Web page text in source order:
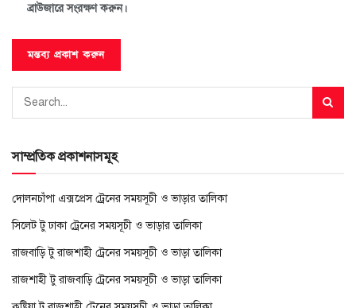
ব্রাউজারে সংরক্ষণ করুন।
সাম্প্রতিক প্রকাশনাসমূহ
দোলনচাঁপা এক্সপ্রেস ট্রেনের সময়সূচী ও ভাড়ার তালিকা
সিলেট টু ঢাকা ট্রেনের সময়সূচী ও ভাড়ার তালিকা
রাজবাড়ি টু রাজশাহী ট্রেনের সময়সূচী ও ভাড়া তালিকা
রাজশাহী টু রাজবাড়ি ট্রেনের সময়সূচী ও ভাড়া তালিকা